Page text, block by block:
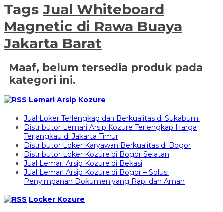
Tags Jual Whiteboard
Magnetic di Rawa Buaya
Jakarta Barat
Maaf, belum tersedia produk pada
kategori ini.
Lemari Arsip Kozure
Jual Loker Terlengkap dan Berkualitas di Sukabumi
Distributor Lemari Arsip Kozure Terlengkap Harga
Terjangkau di Jakarta Timur
Distributor Loker Karyawan Berkualitas di Bogor
Distributor Loker Kozure di Bogor Selatan
Jual Lemari Arsip Kozure di Bekasi
Jual Lemari Arsip Kozure di Bogor – Solusi
Penyimpanan Dokumen yang Rapi dan Aman
Locker Kozure